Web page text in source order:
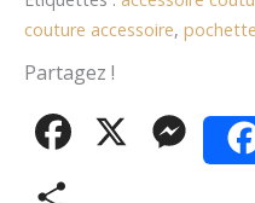
couture accessoire,
Partagez !
Facebook